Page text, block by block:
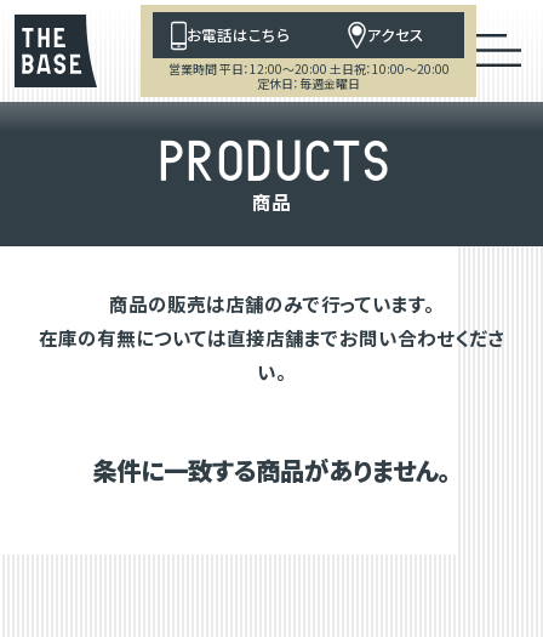
お電話はこちら アクセス
営業時間 平日：12:00～20:00 土日祝：10:00～20:00
定休日：毎週金曜日
PRODUCTS
商品
商品の販売は店舗のみで行っています。
在庫の有無については直接店舗までお問い合わせくださ
い。
条件に一致する商品がありません。